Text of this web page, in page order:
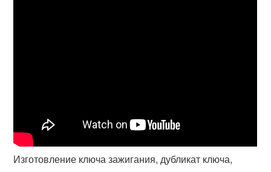
Изготовление ключа зажигания, дубликат ключа,